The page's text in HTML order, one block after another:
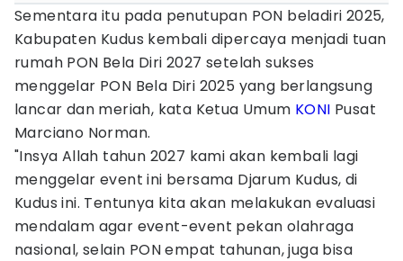
Sementara itu pada penutupan PON beladiri 2025,
Kabupaten Kudus kembali dipercaya menjadi tuan
rumah PON Bela Diri 2027 setelah sukses
menggelar PON Bela Diri 2025 yang berlangsung
lancar dan meriah, kata Ketua Umum KONI Pusat
Marciano Norman.
"Insya Allah tahun 2027 kami akan kembali lagi
menggelar event ini bersama Djarum Kudus, di
Kudus ini. Tentunya kita akan melakukan evaluasi
mendalam agar event-event pekan olahraga
nasional, selain PON empat tahunan, juga bisa